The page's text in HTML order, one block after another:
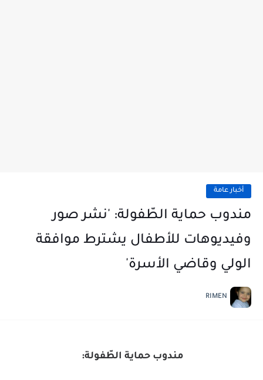
أخبار عامة
مندوب حماية الطّفولة: 'نشر صور
وفيديوهات للأطفال يشترط موافقة
الولي وقاضي الأسرة'
RIMEN
مندوب حماية الطّفولة: